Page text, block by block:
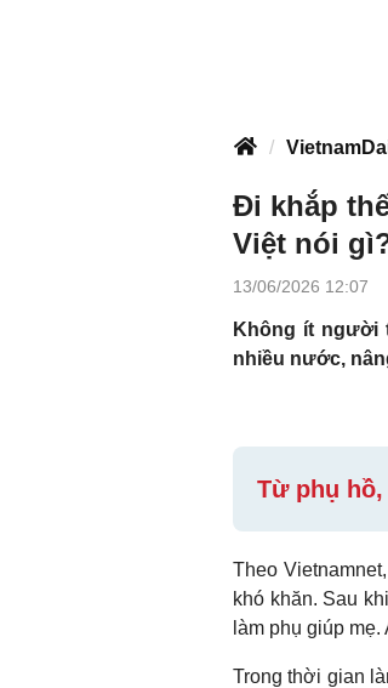
Đi khắp
Việt nói
13/06/2026 12:07
Không ít người
nhiều nước,
Từ phụ
Theo
khó khăn. Sau
làm phụ giúp
Trong thời gian